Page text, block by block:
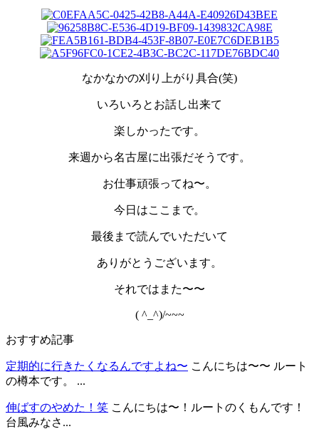
なかなかの刈り上がり具合(笑)
いろいろとお話し出来て
楽しかったです。
来週から名古屋に出張だそうです。
お仕事頑張ってね〜。
今日はここまで。
最後まで読んでいただいて
ありがとうございます。
それではまた〜〜
( ^_^)/~~~
おすすめ記事
定期的に行きたくなるんですよね〜 こんにちは〜〜 ルート
の樽本です。 ...
伸ばすのやめた！笑 こんにちは〜！ルートのくもんです！
台風みなさ...